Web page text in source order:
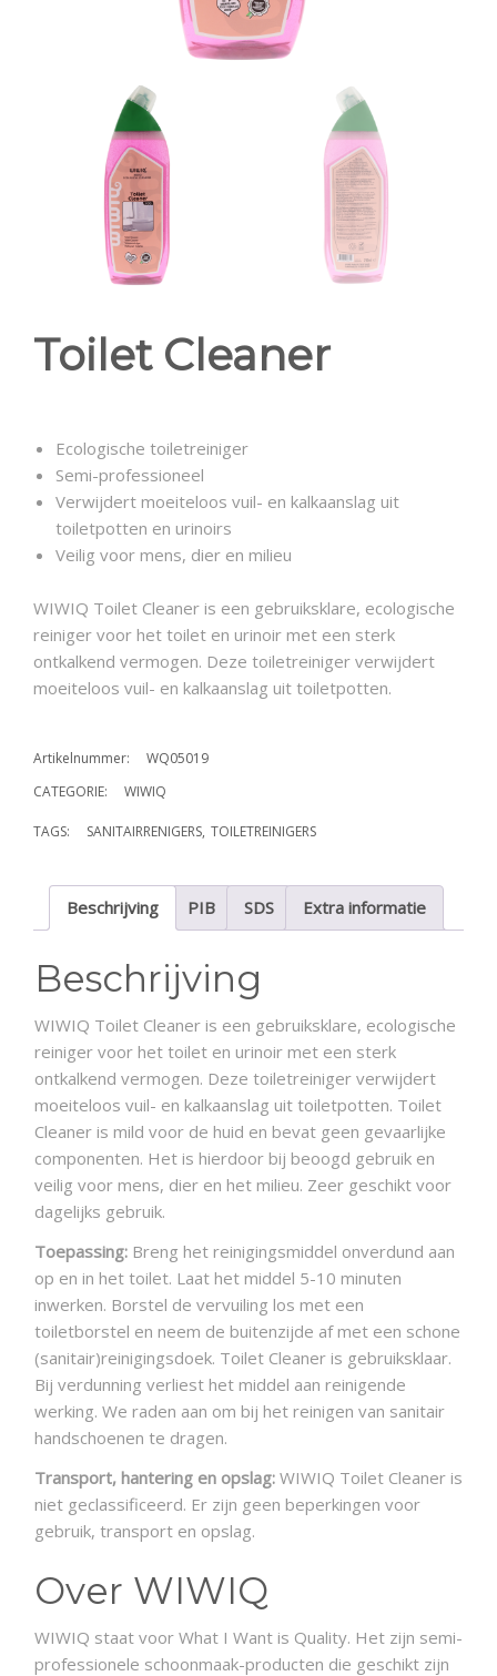
Toilet Cleaner
Ecologische toiletreiniger
Semi-professioneel
Verwijdert moeiteloos vuil- en kalkaanslag uit
toiletpotten en urinoirs
Veilig voor mens, dier en milieu
WIWIQ Toilet Cleaner is een gebruiksklare, ecologische
reiniger voor het toilet en urinoir met een sterk
ontkalkend vermogen. Deze toiletreiniger verwijdert
moeiteloos vuil- en kalkaanslag uit toiletpotten.
Artikelnummer:
WQ05019
CATEGORIE:
WIWIQ
TAGS: SANITAIRRENIGERS, TOILETREINIGERS
Beschrijving PIB SDS Extra informatie
Beschrijving
WIWIQ Toilet Cleaner is een gebruiksklare, ecologische
reiniger voor het toilet en urinoir met een sterk
ontkalkend vermogen. Deze toiletreiniger verwijdert
moeiteloos vuil- en kalkaanslag uit toiletpotten. Toilet
Cleaner is mild voor de huid en bevat geen gevaarlijke
componenten. Het is hierdoor bij beoogd gebruik en
veilig voor mens, dier en het milieu. Zeer geschikt voor
dagelijks gebruik.
Toepassing: Breng het reinigingsmiddel onverdund aan
op en in het toilet. Laat het middel 5-10 minuten
inwerken. Borstel de vervuiling los met een
toiletborstel en neem de buitenzijde af met een schone
(sanitair)reinigingsdoek. Toilet Cleaner is gebruiksklaar.
Bij verdunning verliest het middel aan reinigende
werking. We raden aan om bij het reinigen van sanitair
handschoenen te dragen.
Transport, hantering en opslag: WIWIQ Toilet Cleaner is
niet geclassificeerd. Er zijn geen beperkingen voor
gebruik, transport en opslag.
Over WIWIQ
WIWIQ staat voor What I Want is Quality. Het zijn semi-
professionele schoonmaak-producten die geschikt zijn